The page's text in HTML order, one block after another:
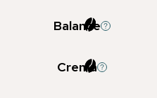
Balance
Crema